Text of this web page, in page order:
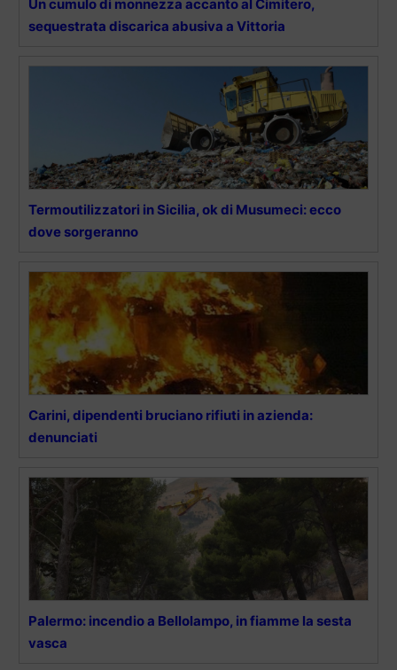
Un cumulo di monnezza accanto al Cimitero,
sequestrata discarica abusiva a Vittoria
Termoutilizzatori in Sicilia, ok di Musumeci: ecco
dove sorgeranno
Carini, dipendenti bruciano rifiuti in azienda:
denunciati
Palermo: incendio a Bellolampo, in fiamme la sesta
vasca